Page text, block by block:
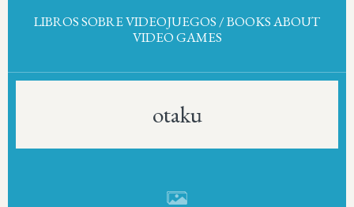
LIBROS SOBRE VIDEOJUEGOS / BOOKS ABOUT
VIDEO GAMES
otaku